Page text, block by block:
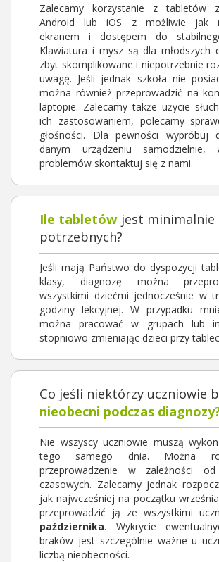
Zalecamy korzystanie z tabletów
Android lub iOS z możliwie jak
ekranem i dostępem do
Klawiatura i mysz są dla młodszych
zbyt skomplikowane i niepotrzebnie
uwagę. Jeśli jednak szkoła nie
można również przeprowadzić na
laptopie. Zalecamy także użycie
ich zastosowaniem, polecamy
głośności. Dla pewności wypróbuj
danym urządzeniu
problemów skontaktuj się z nami.
Ile tabletów jest minimalnie
potrzebnych?
Jeśli mają Państwo do dyspozycji
klasy, diagnozę można
wszystkimi dziećmi jednocześnie w
godziny lekcyjnej. W przypadku
można pracować w grupach lub
stopniowo zmieniając dzieci przy
Co jeśli niektórzy uczniowie
nieobecni podczas
Nie wszyscy uczniowie muszą
tego samego dnia. Można
przeprowadzenie w zależności od
czasowych. Zalecamy jednak
jak najwcześniej na początku
przeprowadzić ją ze wszystkimi
października. Wykrycie
braków jest szczególnie ważne u
liczbą nieobecności.